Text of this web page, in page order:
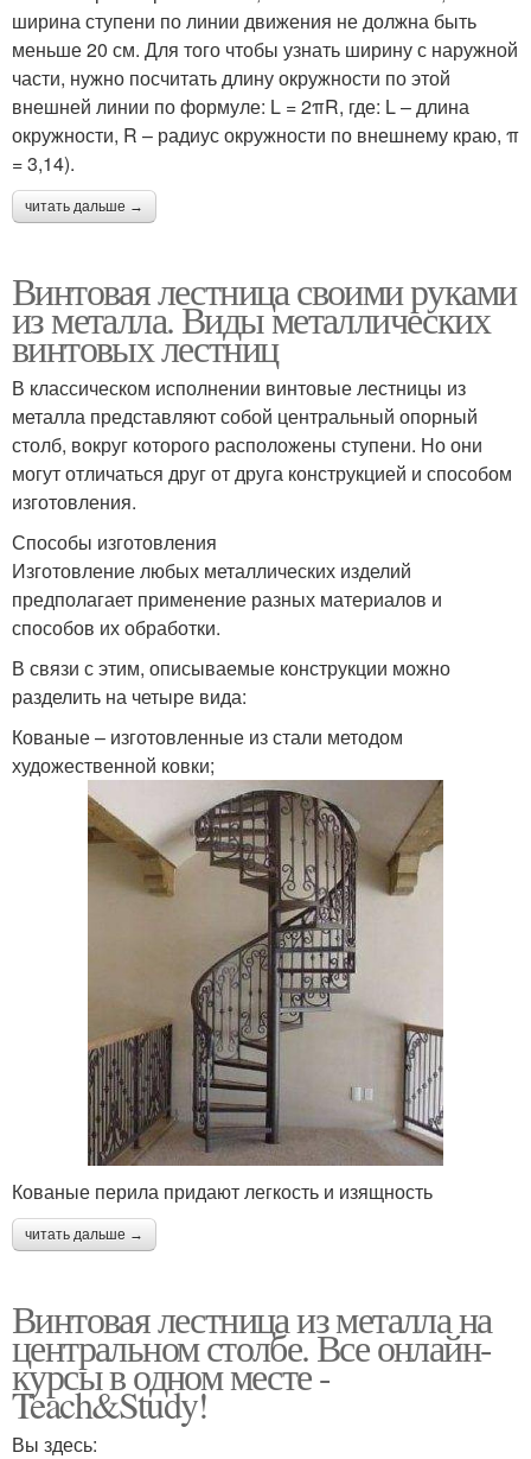
ширина ступени по линии движения не должна быть
меньше 20 см. Для того чтобы узнать ширину с наружной
части, нужно посчитать длину окружности по этой
внешней линии по формуле: L = 2πR, где: L – длина
окружности, R – радиус окружности по внешнему краю, π
= 3,14).
читать дальше →
Винтовая лестница своими руками
из металла. Виды металлических
винтовых лестниц
В классическом исполнении винтовые лестницы из
металла представляют собой центральный опорный
столб, вокруг которого расположены ступени. Но они
могут отличаться друг от друга конструкцией и способом
изготовления.
Способы изготовления
Изготовление любых металлических изделий
предполагает применение разных материалов и
способов их обработки.
В связи с этим, описываемые конструкции можно
разделить на четыре вида:
Кованые – изготовленные из стали методом
художественной ковки;
Кованые перила придают легкость и изящность
читать дальше →
Винтовая лестница из металла на
центральном столбе. Все онлайн-
курсы в одном месте -
Teach&Study!
Вы здесь: